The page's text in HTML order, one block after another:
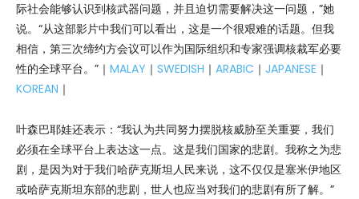
际社会能够认识到核武器问题，并且迫切需要解决这一问题，”她
说。“从这部影片中我们可以看出，这是一个很艰难的话题。但我
相信，第三次缔约方会议可以作为国际组织和专家强调核裁军必要
性的全球平台。”｜ MALAY ｜ SWEDISH ｜ ARABIC ｜ JAPANESE ｜
KOREAN ｜
叶森巴耶娃还表示：“我认为共同努力摆脱核威胁至关重要，我们
必须在全球平台上表达这一点。这是我们国家的悲剧。我称之为悲
剧，是因为对于我们哈萨克斯坦人民来说，这不仅仅是塞米伊地区
或哈萨克斯坦东部的悲剧，世人也应当对我们的悲剧有所了解。”